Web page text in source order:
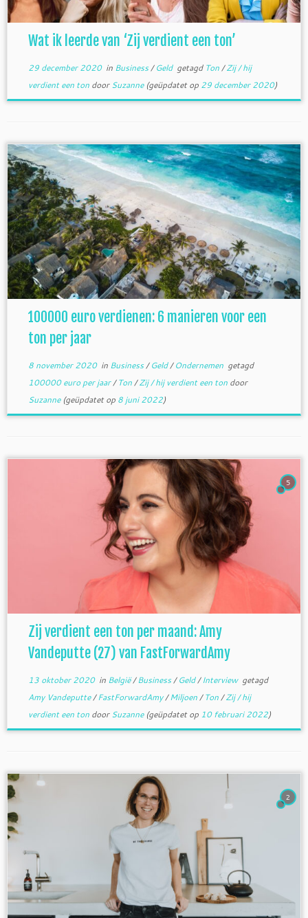
Wat ik leerde van ‘Zij verdient een ton’
29 december 2020in Business/Geld getagd Ton/Zij / hij
verdient een ton doorSuzanne(geüpdatet op 29 december 2020)
100000 euro verdienen: 6 manieren voor een
ton per jaar
8 november 2020in Business/Geld/Ondernemen getagd
100000 euro per jaar/Ton/Zij / hij verdient een ton door
Suzanne(geüpdatet op 8 juni 2022)
5
Zij verdient een ton per maand: Amy
Vandeputte (27) van FastForwardAmy
13 oktober 2020in België/Business/Geld/Interview getagd
Amy Vandeputte/FastForwardAmy/Miljoen/Ton/Zij / hij
verdient een ton doorSuzanne(geüpdatet op 10 februari 2022)
2